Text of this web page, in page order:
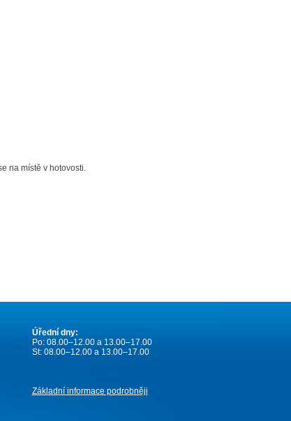
na místě v hotovosti.
Úřední dny:
Po: 08.00–12.00 a 13.00–17.00
St: 08.00–12.00 a 13.00–17.00
Základní informace podrobněji